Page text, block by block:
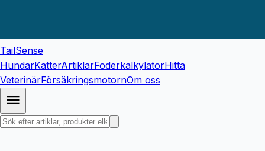
TailSense
HundarKatterArtiklarFoderkalkylatorHitta
VeterinärFörsäkringsmotornOm oss